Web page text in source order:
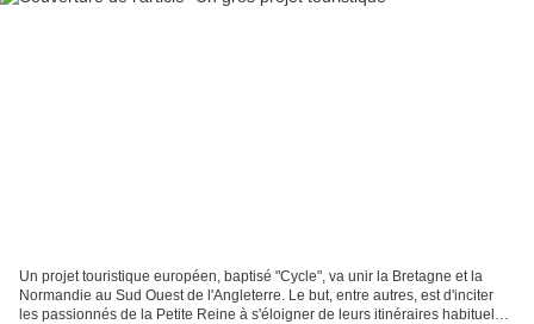
Un projet touristique européen, baptisé "Cycle", va unir la Bretagne et la
Normandie au Sud Ouest de l'Angleterre. Le but, entre autres, est d'inciter
les passionnés de la Petite Reine à s'éloigner de leurs itinéraires habituels,